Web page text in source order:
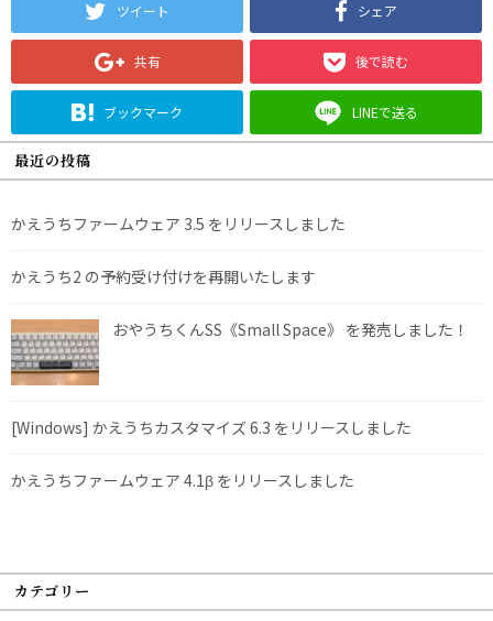
ツイート シェア
共有 後で読む
ブックマーク LINEで送る
最近の投稿
かえうちファームウェア 3.5 をリリースしました
かえうち2 の予約受け付けを再開いたします
おやうちくんSS《Small Space》 を発売しました！
[Windows] かえうちカスタマイズ 6.3 をリリースしました
かえうちファームウェア 4.1β をリリースしました
カテゴリー